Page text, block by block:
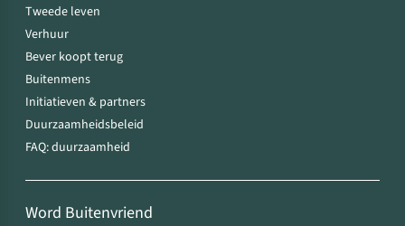
Tweede leven
Verhuur
Bever koopt terug
Buitenmens
Initiatieven & partners
Duurzaamheidsbeleid
FAQ: duurzaamheid
Word Buitenvriend